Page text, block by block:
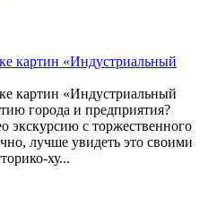
картин «Индустриальный
картин «Индустриальный
города и предприятия?
экскурсию с торжественного
лучше увидеть это своими
ху...